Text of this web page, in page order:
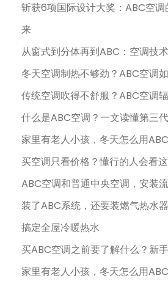
斩获6项国际设计大奖：ABC空
来
从窗式到分体再到ABC：空调技
冬天空调制热不够劲？ABC空调
传统空调吹得不舒服？ABC空调
什么是ABC空调？一文读懂第三
家里有老人小孩，冬天怎么用
买空调只看价格？懂行的人会看
ABC空调和普通中央空调，安装
装了ABC系统，还要装燃气热水
搞定全屋冷暖热水
买ABC空调之前要了解什么？新
家里有老人小孩，冬天怎么用